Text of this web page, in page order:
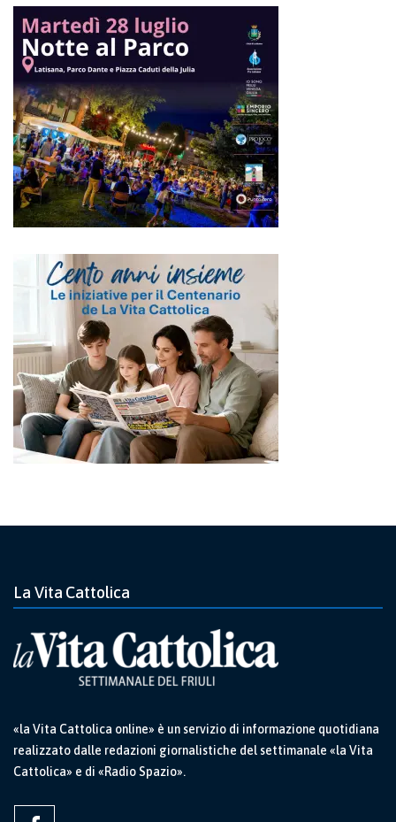
La Vita Cattolica
«la Vita Cattolica online» è un servizio di informazione quotidiana
realizzato dalle redazioni giornalistiche del settimanale «la Vita
Cattolica» e di «Radio Spazio».